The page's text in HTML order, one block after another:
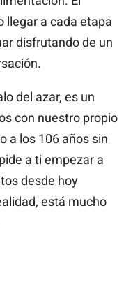
llegar a cada etapa
disfrutando de un
del azar, es un
con nuestro propio
a los 106 años sin
a ti empezar a
desde hoy
está mucho